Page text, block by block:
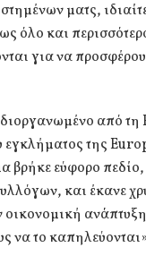
ματς,
όλο και
για να
από
εγκλήματος της
εύφορο
και έκανε
οικονομική
να το